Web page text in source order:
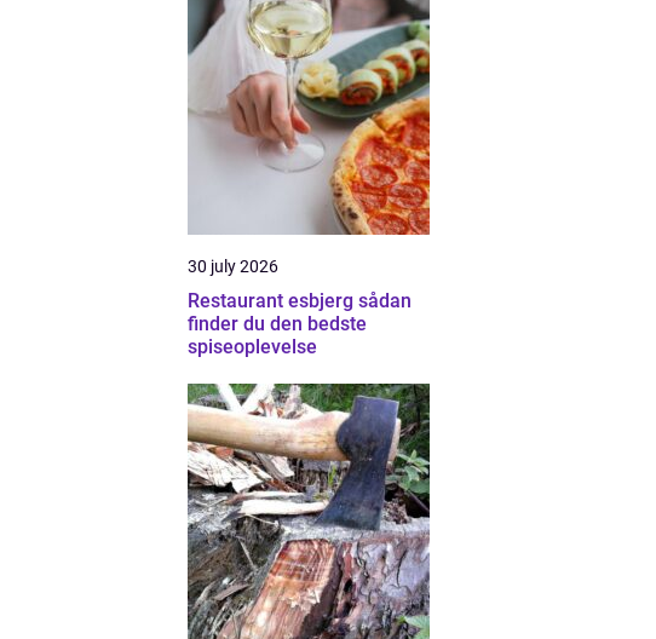
30 july 2026
Restaurant esbjerg sådan
finder du den bedste
spiseoplevelse